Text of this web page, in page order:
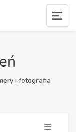
i fotografia